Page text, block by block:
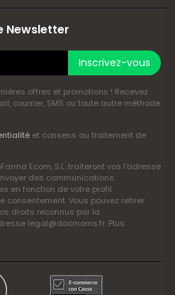
Newsletter
Inscrivez-vous
offres et promotions ! Recevez
courrier, SMS ou toute autre méthode
et consens au traitement de
Ecom, S.L. traiteront vos l'adresse
des communications
en fonction de votre profil
consentement. Vous pouvez retirer
droits reconnus par la
legal@docmorris.fr. Plus